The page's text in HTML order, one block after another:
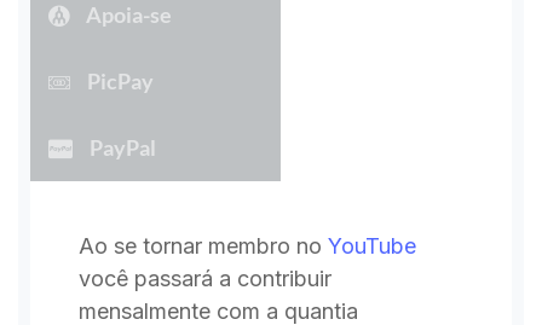
Apoia-se
PicPay
PayPal
Ao se tornar membro no YouTube
você passará a contribuir
mensalmente com a quantia